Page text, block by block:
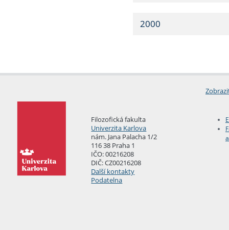
2000
Filozofická fakulta
Univerzita Karlova
nám. Jana Palacha 1/2
116 38 Praha 1
IČO: 00216208
DIČ: CZ00216208
Další kontakty
Podatelna